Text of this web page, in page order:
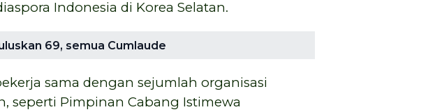
Indonesia di Korea Selatan.
69, semua Cumlaude
sama dengan sejumlah organisasi
seperti Pimpinan Cabang Istimewa